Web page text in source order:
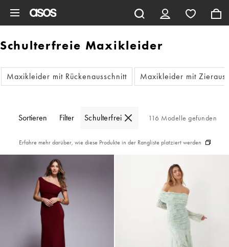
Schulterfreie Maxikleider
Maxikleider mit Rückenausschnitt Maxikleider mit
Sortieren Filter Schulterfrei 116 Modelle gefunden
Erfahre mehr darüber, wie diese Produkte in der Rangliste platziert werden